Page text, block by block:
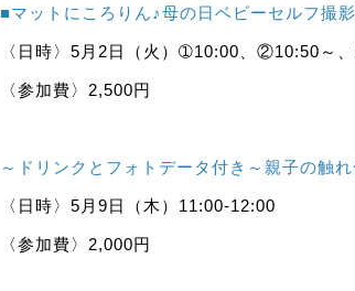
■マットにころりん♪母の日ベビーセルフ撮
〈日時〉5月2日（火）➀10:00、②10:50
〈参加費〉2,500円
～ドリンクとフォトデータ付き～親子の触
〈日時〉5月9日（木）11:00-12:00
〈参加費〉2,000円